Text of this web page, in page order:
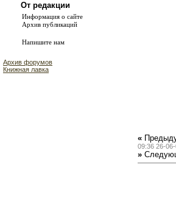
От редакции
Информация о сайте
Архив публикаций
Напишите нам
Архив форумов
Книжная лавка
«
09:36 26-
»